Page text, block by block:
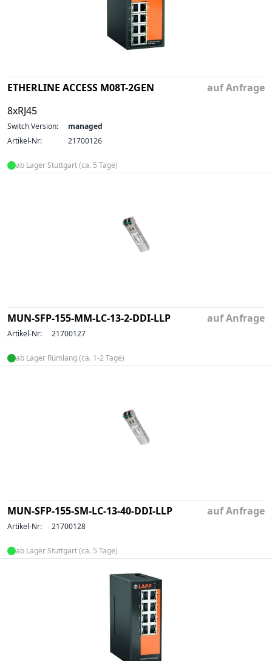
ETHERLINE ACCESS M08T-2GEN
8xRJ45
auf Anfrage
Switch Version:
managed
Artikel-Nr:
21700126
ab Lager Stuttgart (ca. 5 Tage)
MUN-SFP-155-MM-LC-13-2-DDI-LLP auf Anfrage
Artikel-Nr: 21700127
ab Lager Rümlang (ca. 1-2 Tage)
MUN-SFP-155-SM-LC-13-40-DDI-LLP auf Anfrage
Artikel-Nr: 21700128
ab Lager Stuttgart (ca. 5 Tage)